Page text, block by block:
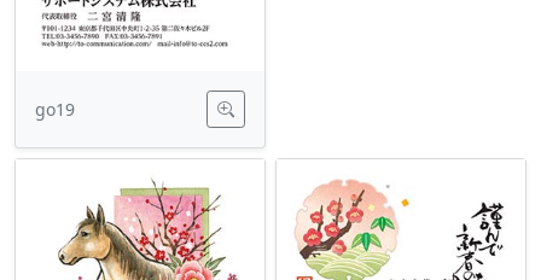
go19